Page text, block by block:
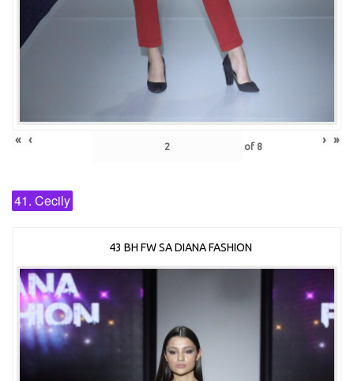
« ‹ of 8 › »
41. Cecily
43 BH FW SA DIANA FASHION